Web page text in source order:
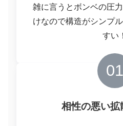
雑に言うとボンベの圧
けなので構造がシンプ
すい！
01
相性の悪い